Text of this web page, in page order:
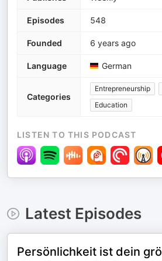
Episodes 548
Founded 6 years ago
Language German
Categories
Entrepreneurship
Education
LISTEN TO THIS PODCAST
Latest Episodes
Persönlichkeit ist dein